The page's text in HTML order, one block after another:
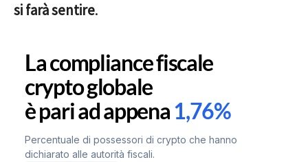
si farà sentire.
La compliance fiscale
crypto globale
è pari ad appena1,76%
Percentuale di possessori di crypto che hanno
dichiarato alle autorità fiscali.